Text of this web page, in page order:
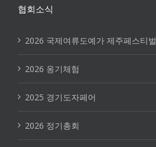
협회소식
2026 국제여류도예가 제주페스티벌
2026 옹기체험
2025 경기도자페어
2026 정기총회